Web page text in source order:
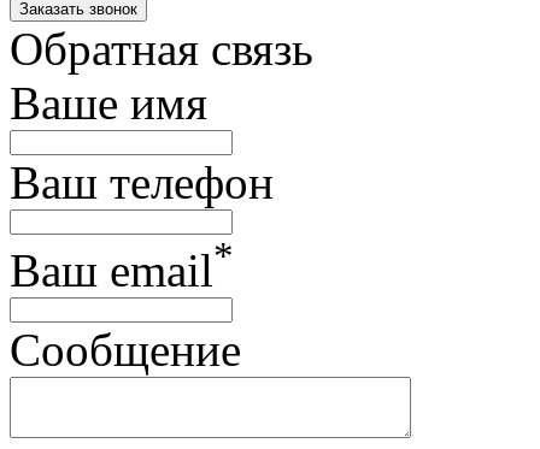
Обратная связь
Ваше имя
Ваш телефон
Ваш email*
Сообщение